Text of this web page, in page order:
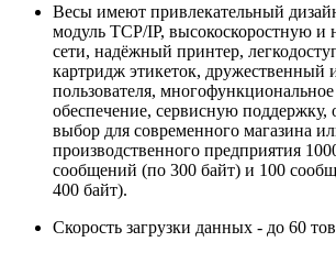
Весы имеют привлекательный
модуль TCP/IP, высокоскоростную и
сети, надёжный принтер,
картридж этикеток, дружественный
пользователя,
обеспечение, сервисную поддержку,
выбор для современного магазина
производственного предприятия
сообщений (по 300 байт) и 100
400 байт).
Скорость загрузки данных - до 60